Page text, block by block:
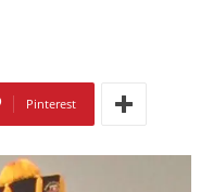
Pinterest